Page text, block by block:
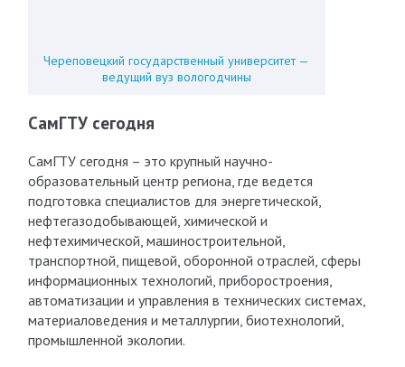
Череповецкий государственный университет —
ведущий вуз вологодчины
СамГТУ сегодня
СамГТУ сегодня – это крупный научно-
образовательный центр региона, где ведется
подготовка специалистов для энергетической,
нефтегазодобывающей, химической и
нефтехимической, машиностроительной,
транспортной, пищевой, оборонной отраслей, сферы
информационных технологий, приборостроения,
автоматизации и управления в технических системах,
материаловедения и металлургии, биотехнологий,
промышленной экологии.